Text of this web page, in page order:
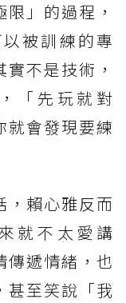
」的過程，
被訓練的專
不是技術，
「先玩就對
就會發現要練
，賴心雅反而
就不太愛講
傳遞情緒，也
甚至笑說「我